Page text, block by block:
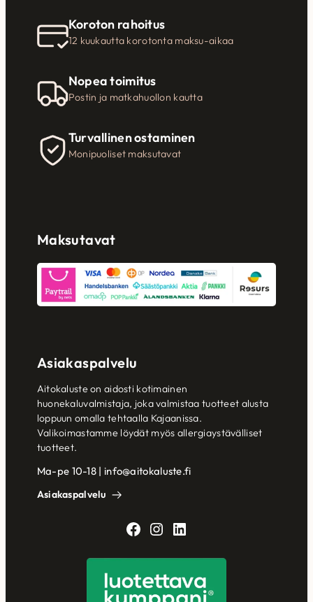
Koroton rahoitus
12 kuukautta korotonta maksu-aikaa
Nopea toimitus
Postin ja matkahuollon kautta
Turvallinen ostaminen
Monipuoliset maksutavat
Maksutavat
Asiakaspalvelu
Aitokaluste on aidosti kotimainen
huonekaluvalmistaja, joka valmistaa tuotteet alusta
loppuun omalla tehtaalla Kajaanissa.
Valikoimastamme löydät myös allergiaystävälliset
tuotteet.
Ma-pe 10-18 | info@aitokaluste.fi
Asiakaspalvelu
Facebook
Instagram
LinkedIn